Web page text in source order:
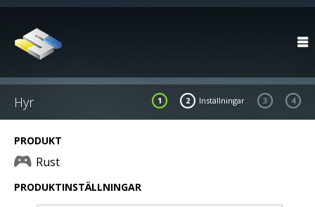

Hyr 1 2 Inställningar 3 4
PRODUKT
Rust
PRODUKTINSTÄLLNINGAR